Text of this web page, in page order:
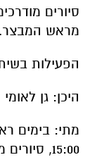
סיורים
מראש המבצר.
הפעילות
היכן: גן
15:00, סיורים מודרכים בשעות 11:00, 13:00